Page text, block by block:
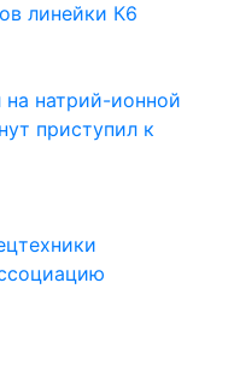
линейки К6
натрий-ионной
приступил к